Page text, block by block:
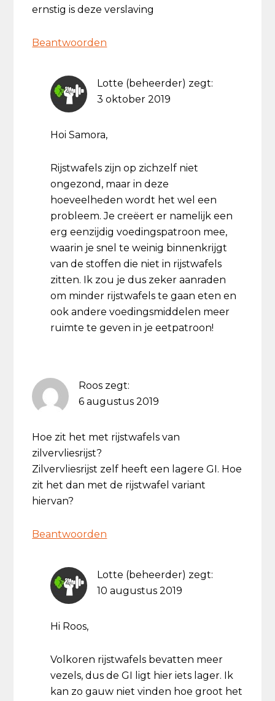
ernstig is deze verslaving
Beantwoorden
Lotte (beheerder) zegt:
3 oktober 2019
Hoi Samora,
Rijstwafels zijn op zichzelf niet
ongezond, maar in deze
hoeveelheden wordt het wel een
probleem. Je creëert er namelijk een
erg eenzijdig voedingspatroon mee,
waarin je snel te weinig binnenkrijgt
van de stoffen die niet in rijstwafels
zitten. Ik zou je dus zeker aanraden
om minder rijstwafels te gaan eten en
ook andere voedingsmiddelen meer
ruimte te geven in je eetpatroon!
Roos zegt:
6 augustus 2019
Hoe zit het met rijstwafels van
zilvervliesrijst?
Zilvervliesrijst zelf heeft een lagere GI. Hoe
zit het dan met de rijstwafel variant
hiervan?
Beantwoorden
Lotte (beheerder) zegt:
10 augustus 2019
Hi Roos,
Volkoren rijstwafels bevatten meer
vezels, dus de GI ligt hier iets lager. Ik
kan zo gauw niet vinden hoe groot het